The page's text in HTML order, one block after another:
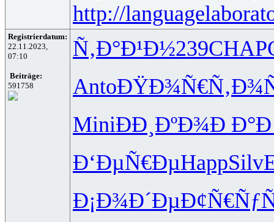
http://
Registrierdatum:
22.11.2023,
07:10
Beiträge:
591758
Ñ‚Ð°Ð¹Ð½239CHAP
AntoÐŸÐ¾Ñ€Ñ‚
MiniÐÐ¸ÐºÐ¾Ð
Ð‘ÐµÑ€ÐµHappSilv
Ð¡Ð¾Ð´Ðµ